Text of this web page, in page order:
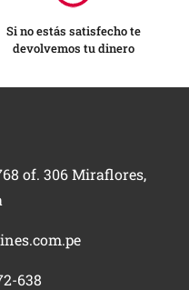
Si no estás satisfecho te
devolvemos tu dinero
of. 306 Miraflores,
638